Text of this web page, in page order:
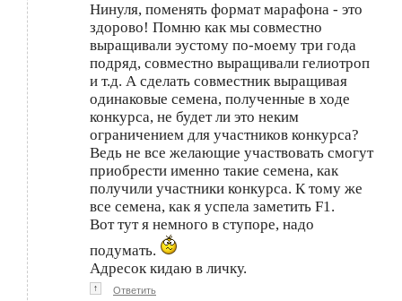
Нинуля, поменять формат марафона - это
здорово! Помню как мы совместно
выращивали эустому по-моему три года
подряд, совместно выращивали гелиотроп
и т.д. А сделать совместник выращивая
одинаковые семена, полученные в ходе
конкурса, не будет ли это неким
ограничением для участников конкурса?
Ведь не все желающие участвовать смогут
приобрести именно такие семена, как
получили участники конкурса. К тому же
все семена, как я успела заметить F1.
Вот тут я немного в ступоре, надо
подумать.
Адресок кидаю в личку.
↑ Ответить